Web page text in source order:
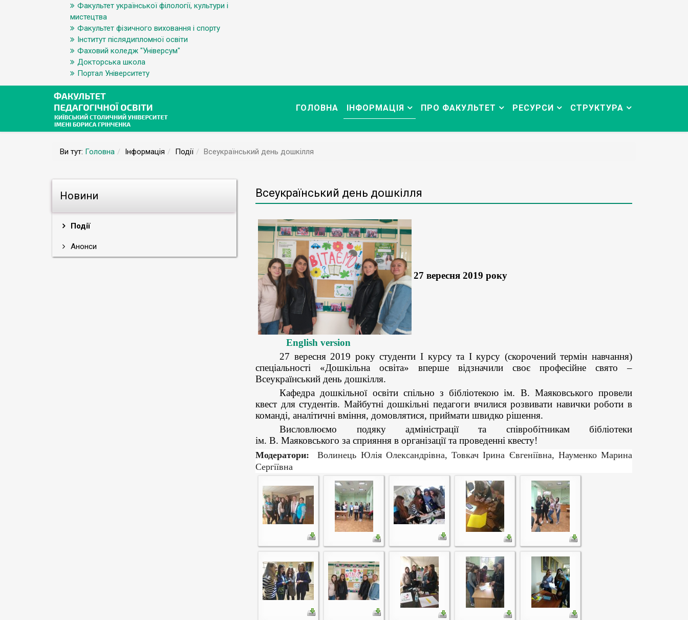
Факультет української філології, культури і
мистецтва
Факультет фізичного виховання і спорту
Інститут післядипломної освіти
Фаховий коледж "Універсум"
Докторська школа
Портал Університету
ГОЛОВНА ІНФОРМАЦІЯ ПРО ФАКУЛЬТЕТ РЕСУРСИ СТРУКТУРА
Ви тут: Головна Інформація Події Всеукраїнський день дошкілля
Новини
Події
Анонси
Всеукраїнський день дошкілля
27 вересня 2019 року
English version
27 вересня 2019 року студенти І курсу та І курсу (скорочений термін навчання)
спеціальності «Дошкільна освіта» вперше відзначили своє професійне свято –
Всеукраїнський день дошкілля.
Кафедра дошкільної освіти спільно з бібліотекою ім. В. Маяковського провели
квест для студентів. Майбутні дошкільні педагоги вчилися розвивати навички роботи в
команді, аналітичні вміння, домовлятися, приймати швидко рішення.
Висловлюємо подяку адміністрації та співробітникам бібліотеки
ім. В. Маяковського за сприяння в організації та проведенні квесту!
Модератори:
Волинець Юлія Олександрівна, Товкач Ірина Євгеніївна, Науменко Марина
Сергіївна